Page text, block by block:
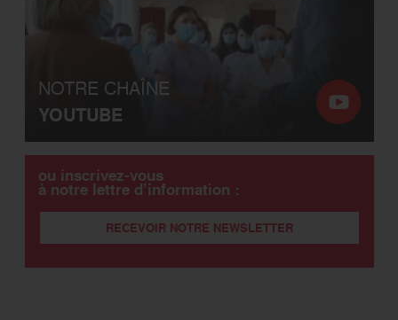
NOTRE CHAÎNE
YOUTUBE
ou inscrivez-vous
à notre lettre d’information :
RECEVOIR NOTRE NEWSLETTER